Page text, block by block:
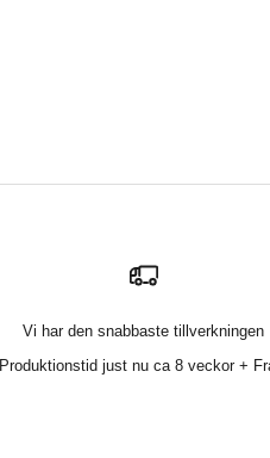
Vi har den snabbaste tillverkningen
Produktionstid just nu ca 8 veckor +